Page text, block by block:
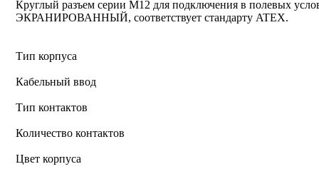
Круглый разъем серии M12 для подключения в полевых
ЭКРАНИРОВАННЫЙ, соответствует стандарту ATEX.
Тип корпуса
Кабельный ввод
Тип контактов
Количество контактов
Цвет корпуса